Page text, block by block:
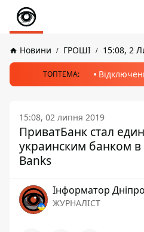
Новини ГРОШІ 15:08, 2
ТОПТЕМА:
15:08, 02 липня 2019
ПриватБанк стал
украинским банком в
Banks
Інформатор Дніпро
ЖУРНАЛІСТ